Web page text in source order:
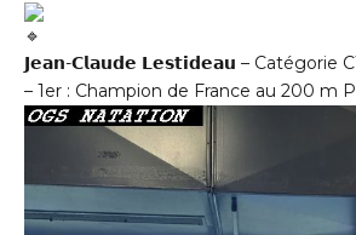
𝗝𝗲𝗮𝗻-𝗖𝗹𝗮𝘂𝗱𝗲 𝗟𝗲𝘀𝘁𝗶𝗱𝗲𝗮𝘂 – Catégorie
– 1er : Champion de France au 200 m